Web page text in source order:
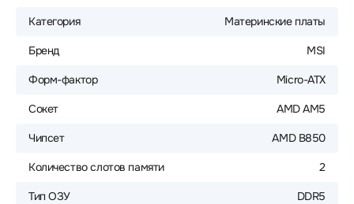
Категория Материнские платы
Бренд MSI
Форм-фактор Micro-ATX
Сокет AMD AM5
Чипсет AMD B850
Количество слотов памяти 2
Тип ОЗУ DDR5